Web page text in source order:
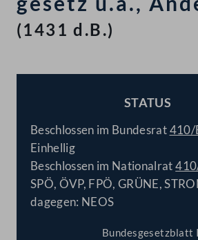
(1431 d.B.)
STATUS
Beschlossen im Bundesrat410/
Einhellig
Beschlossen im Nationalrat
SPÖ, ÖVP, FPÖ, GRÜNE,
dagegen: NEOS
Bundesgesetzblatt